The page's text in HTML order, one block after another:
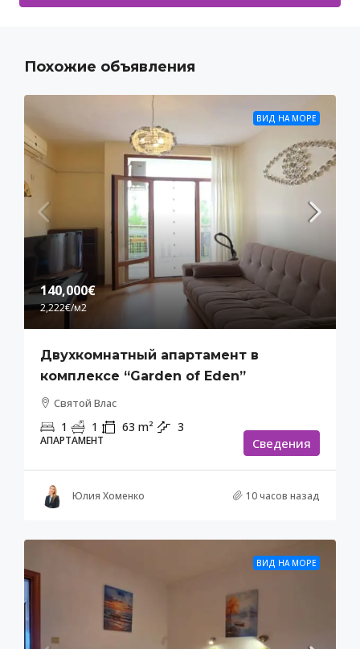
Похожие объявления
ВИД НА МОРЕ
140,000€
2,222€/м2
Двухкомнатный апартамент в
комплексе “Garden of Eden”
Святой Влас
1 1 63 m² 3
АПАРТАМЕНТ Cведения
Юлия Хоменко 10 часов назад
ВИД НА МОРЕ